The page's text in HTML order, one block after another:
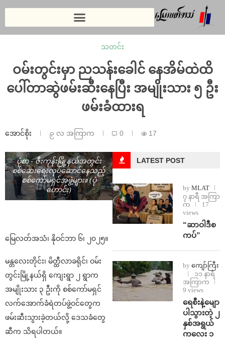
သတင်း
ဝမ်းတွင်းမှာ ညသန်းခေါင် နေအိမ်ထဲထိ
ပေါ်တာဆွဲဖမ်းဆီးနေပြီး အမျိုးသား ၅ ဦး
ဖမ်းခံထားရ
အောင်စိုး ၉ လ အကြာက 0 17
ပုံစာ - ဇီးကုန်းမြို့နယ်အတွင်း
စစ်ဆေးရေးလုပ်ဆောင်နေသည့်
စစ်ကော်မရှင်အဖွဲ့များ။ (ပုံ
ဟောင်း)
မြေလတ်အသံ၊ နိုဝင်ဘာ ၆၊ ၂၀၂၅။
မန္တလေးတိုင်း၊ မိတ္ထီလာခရိုင်၊ ဝမ်း
တွင်းမြို့နယ်ရှိ ကျေးရွာ ၂ ရွာက
အမျိုးသား ၃ ဦးကို စစ်ကော်မရှင်
လက်အောက်ခံရဲတပ်ဖွဲ့ဝင်တွေက
ဖမ်းဆီးသွားခဲ့တယ်လို့ ဒေသခံတွေ
ဆီက သိရပါတယ်။
LATEST POST
by MLAT
၇ နာရီ အကြာ
က
17
views
“ဆာဝါဒီစ
ကပ်”
by ကျော်ကြီး
၁၁ နာရီ
အကြာက
9 views
ရေစီးနဲ့မျော
ပါသွားတဲ့ ၂
နှစ်အရွယ်
ကလေး ၁